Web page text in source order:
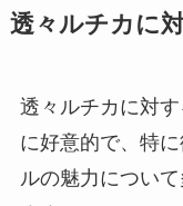
透々ルチカに
透々ルチカに対
に好意的で、特
ルの魅力につい